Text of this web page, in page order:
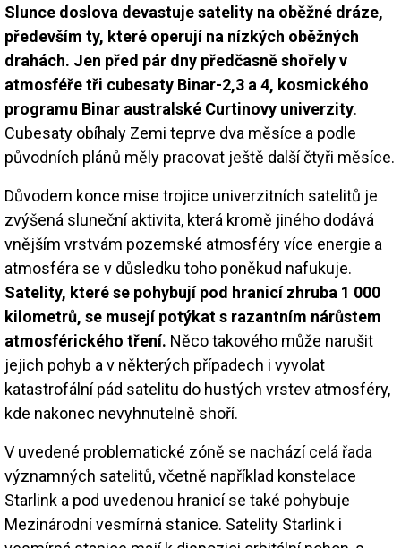
Slunce doslova devastuje satelity na oběžné dráze,
především ty, které operují na nízkých oběžných
drahách. Jen před pár dny předčasně shořely v
atmosféře tři cubesaty Binar-2,3 a 4, kosmického
programu Binar australské Curtinovy univerzity.
Cubesaty obíhaly Zemi teprve dva měsíce a podle
původních plánů měly pracovat ještě další čtyři měsíce.
Důvodem konce mise trojice univerzitních satelitů je
zvýšená sluneční aktivita, která kromě jiného dodává
vnějším vrstvám pozemské atmosféry více energie a
atmosféra se v důsledku toho poněkud nafukuje.
Satelity, které se pohybují pod hranicí zhruba 1 000
kilometrů, se musejí potýkat s razantním nárůstem
atmosférického tření. Něco takového může narušit
jejich pohyb a v některých případech i vyvolat
katastrofální pád satelitu do hustých vrstev atmosféry,
kde nakonec nevyhnutelně shoří.
V uvedené problematické zóně se nachází celá řada
významných satelitů, včetně například konstelace
Starlink a pod uvedenou hranicí se také pohybuje
Mezinárodní vesmírná stanice. Satelity Starlink i